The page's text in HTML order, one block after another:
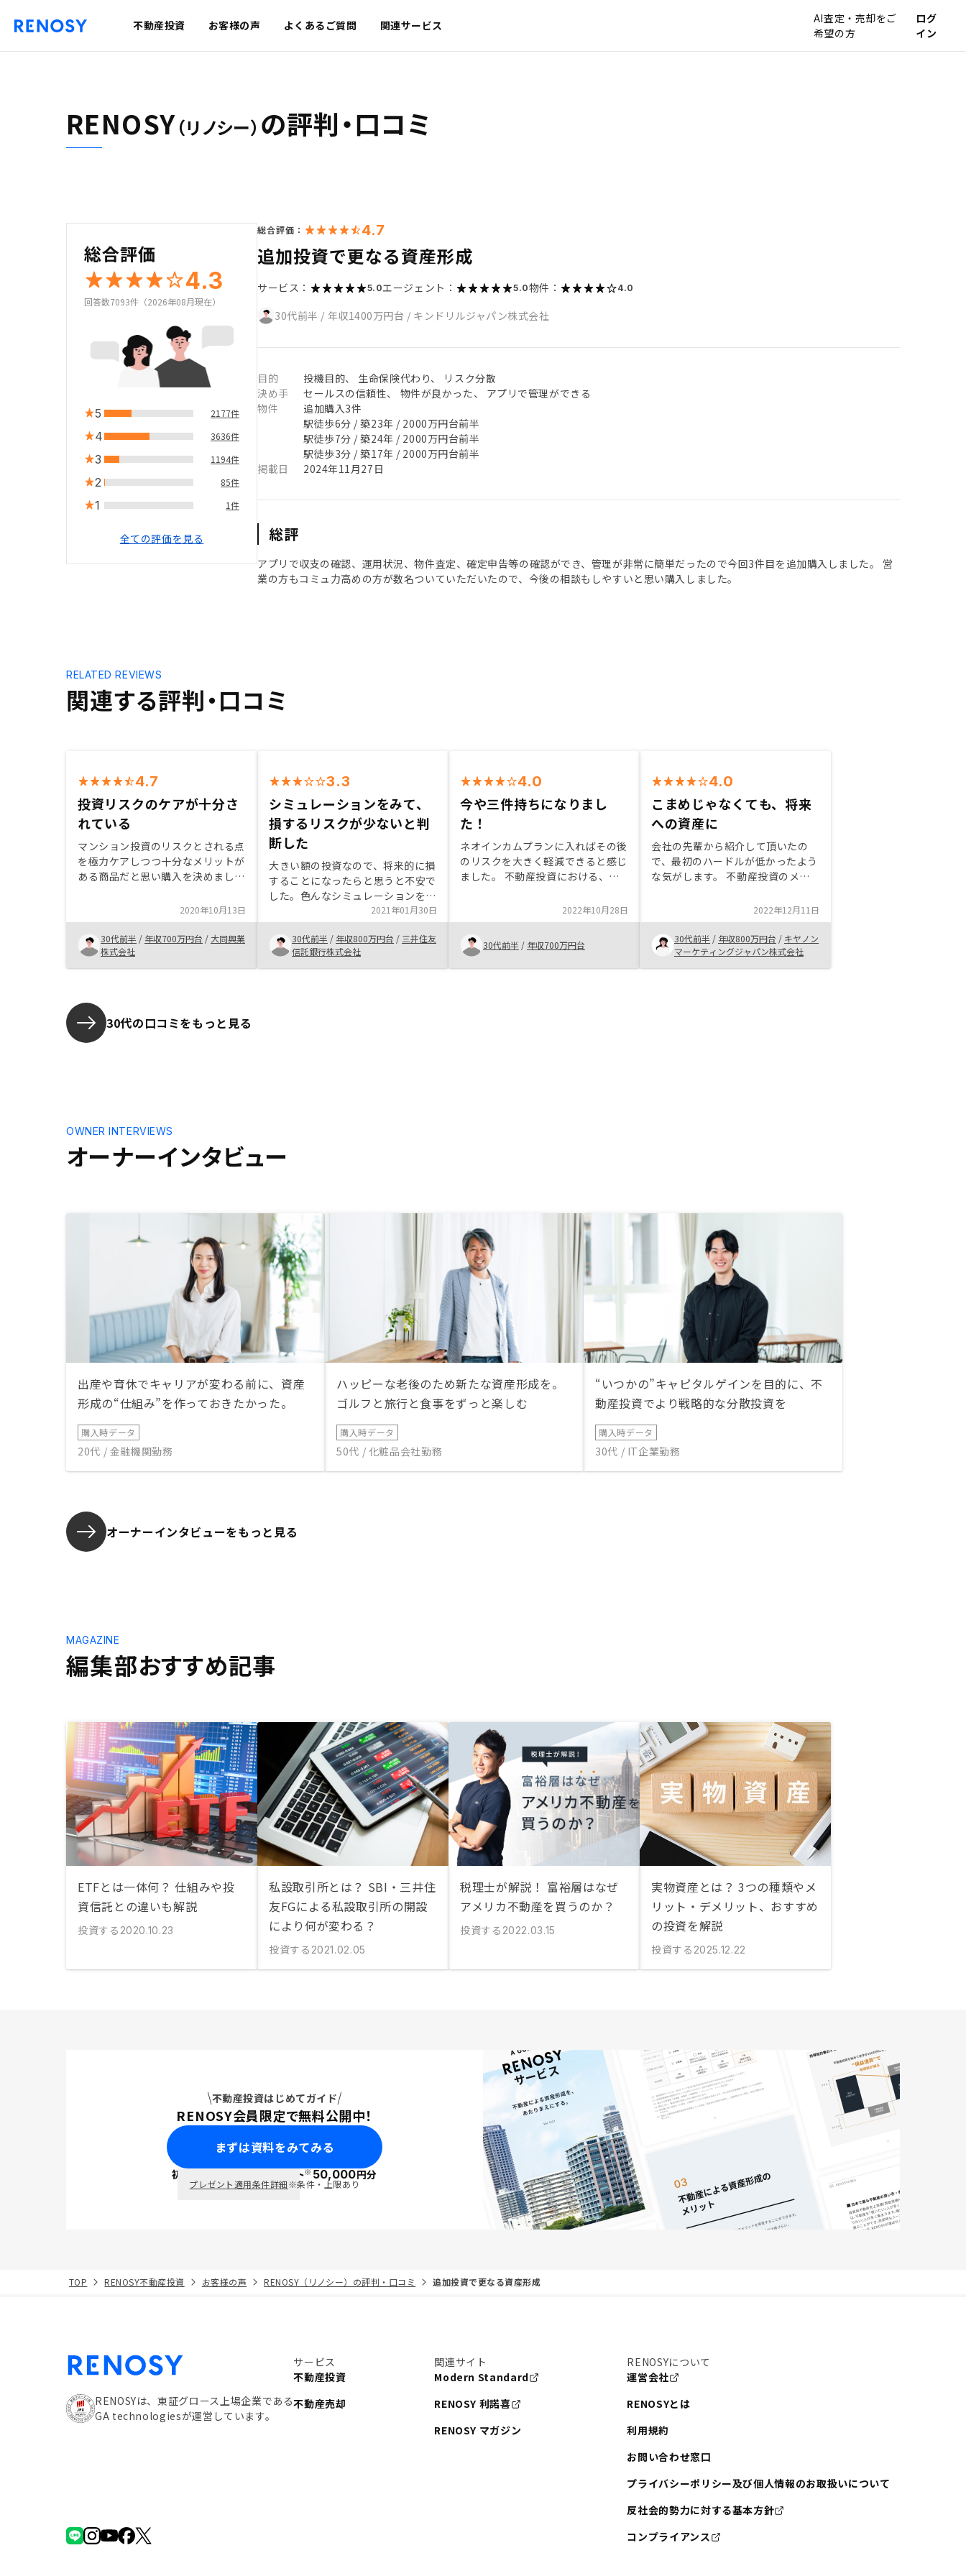
不動産投資 お客様の声 よくあるご質問 関連サービス
AI査定・売却をご
希望の方
ログ
イン
RENOSY（リノシー） の評判・口コミ
総合評価
4.3
回答数7093件（2026年08月現在）
5 2177件
4 3636件
3 1194件
2 85件
1 1件
全ての評価を見る
総合評価： 4.7
追加投資で更なる資産形成
サービス： 5.0エージェント： 5.0物件： 4.0
30代前半 / 年収1400万円台 / キンドリルジャパン株式会社
目的
投機目的、 生命保険代わり、 リスク分散
決め手
セールスの信頼性、 物件が良かった、 アプリで管理ができる
物件
追加購入3件
駅徒歩6分 / 築23年 / 2000万円台前半
駅徒歩7分 / 築24年 / 2000万円台前半
駅徒歩3分 / 築17年 / 2000万円台前半
掲載日
2024年11月27日
総評
アプリで収支の確認、運用状況、物件査定、確定申告等の確認ができ、管理が非常に簡単だったので今回3件目を追加購入しました。 営
業の方もコミュ力高めの方が数名ついていただいたので、今後の相談もしやすいと思い購入しました。
関連する評判・口コミ
RELATED REVIEWS
4.7
投資リスクのケアが十分さ
れている
マンション投資のリスクとされる点
を極力ケアしつつ十分なメリットが
ある商品だと思い購入を決めまし
りやすく対応も丁寧でした。2020年10月13日
30代前半 / 年収700万円台 / 大同興業
株式会社
3.3
シミュレーションをみて、
損するリスクが少ないと判
断した
大きい額の投資なので、将来的に損
することになったらと思うと不安で
した。色んなシミュレーションをみ
せてもらったり、様々なケースにつ
いての質問に答えていただくこと
で、損をするリスクは低いと判断し
進めました。これがいいという型だ
けでなく、お客さんの意見に合わせ
2021年01月30日
30代前半 / 年収800万円台 / 三井住友
信託銀行株式会社
4.0
今や三件持ちになりまし
た！
ネオインカムプランに入ればその後
のリスクを大きく軽減できると感じ
ました。 不動産投資における、懸
る必要が無くなるのは、リノシーさ
んに決める大きなきっかけになりま
した。 また、自信の信用を使って
資産を増やすことが出来るので、や
ってる人とやっていないとでは、将
2022年10月28日
30代前半 / 年収700万円台
4.0
こまめじゃなくても、将来
への資産に
会社の先輩から紹介して頂いたの
で、最初のハードルが低かったよう
な気がします。 不動産投資のメリ
を数値的な根拠を説明して頂いたの
で、理解した上で検討ができたのが
良かったと感じています。 契約時
にも丁寧に説明して頂き、安心して
契約出来ました。
2022年12月11日
30代前半 / 年収800万円台 / キヤノン
マーケティングジャパン株式会社
30代の口コミをもっと見る
オーナーインタビュー
OWNER INTERVIEWS
出産や育休でキャリアが変わる前に、資産
形成の“仕組み”を作っておきたかった。
購入時データ
20代 / 金融機関勤務
ハッピーな老後のため新たな資産形成を。
ゴルフと旅行と食事をずっと楽しむ
購入時データ
50代 / 化粧品会社勤務
“いつかの”キャピタルゲインを目的に、不
動産投資でより戦略的な分散投資を
購入時データ
30代 / IT企業勤務
オーナーインタビューをもっと見る
編集部おすすめ記事
MAGAZINE
ETFとは一体何？ 仕組みや投
資信託との違いも解説
投資する 2020.10.23
私設取引所とは？ SBI・三井住
友FGによる私設取引所の開設
により何が変わる？
投資する 2021.02.05
税理士が解説！ 富裕層はなぜ
アメリカ不動産を買うのか？
投資する 2022.03.15
実物資産とは？ 3つの種類やメ
リット・デメリット、おすすめ
の投資を解説
投資する 2025.12.22
不動産投資はじめてガイド
RENOSY会員限定で無料公開中！
まずは資料をみてみる
初回面談で ポイント※50,000円分
プレゼント適用条件詳細※条件・上限あり
TOP RENOSY不動産投資 お客様の声 RENOSY（リノシー）の評判・口コミ 追加投資で更なる資産形成
RENOSYは、東証グロース上場企業である
GA technologiesが運営しています。
サービス
不動産投資
不動産売却
関連サイト
Modern Standard
RENOSY 利諾喜
RENOSY マガジン
RENOSYについて
運営会社
RENOSYとは
利用規約
お問い合わせ窓口
プライバシーポリシー及び個人情報のお取扱いについて
反社会的勢力に対する基本方針
コンプライアンス